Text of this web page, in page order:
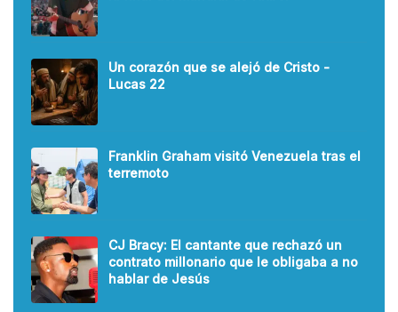
Un corazón que se alejó de Cristo -
Lucas 22
Franklin Graham visitó Venezuela tras el
terremoto
CJ Bracy: El cantante que rechazó un
contrato millonario que le obligaba a no
hablar de Jesús